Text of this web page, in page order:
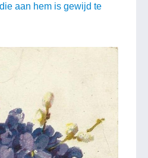
aan hem is gewijd te